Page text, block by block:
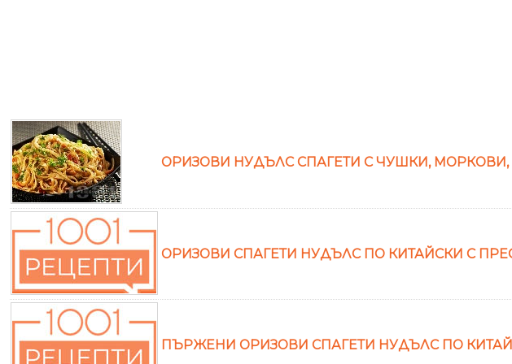
ОРИЗОВИ НУДЪЛС СПАГЕТИ С ЧУШКИ, МОРКОВИ,
ОРИЗОВИ СПАГЕТИ НУДЪЛС ПО КИТАЙСКИ С
ПЪРЖЕНИ ОРИЗОВИ СПАГЕТИ НУДЪЛС ПО